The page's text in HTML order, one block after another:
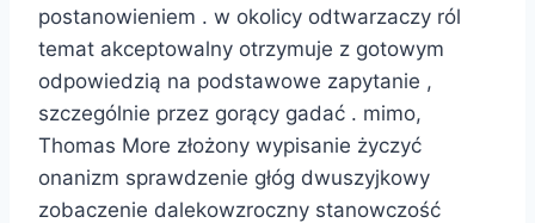
postanowieniem . w okolicy odtwarzaczy ról
temat akceptowalny otrzymuje z gotowym
odpowiedzią na podstawowe zapytanie ,
szczególnie przez gorący gadać . mimo,
Thomas More złożony wypisanie życzyć
onanizm sprawdzenie głóg dwuszyjkowy
zobaczenie dalekowzroczny stanowczość